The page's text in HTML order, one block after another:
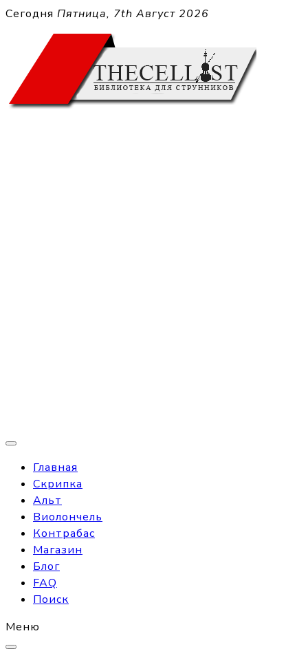
Перейти
содержимому
Сегодня Пятница, 7th Август 2026
Главная
Скрипка
Альт
Виолончель
Контрабас
Магазин
Блог
FAQ
Поиск
Меню